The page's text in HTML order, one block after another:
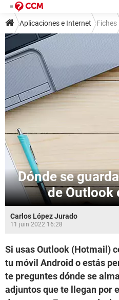
Aplicaciones e Internet Fiches
Dónde se
de Outlook
Carlos López Jurado
11 juin 2022 16:28
Si usas Outlook (Hotmail)
tu móvil Android o estás
te preguntes dónde se
adjuntos que te llegan por